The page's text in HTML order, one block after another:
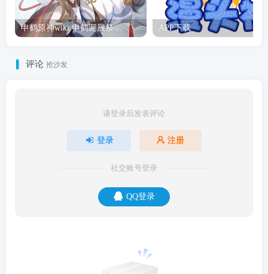
申鹤原神wiki 申鹤诞辰祭 APP下载
评论 抢沙发
请登录后发表评论
登录 注册
社交账号登录
QQ登录